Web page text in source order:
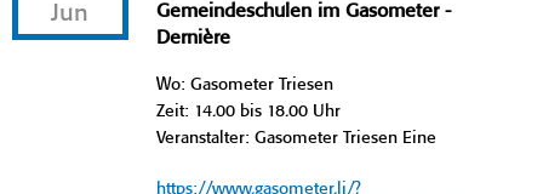
Jun
Gemeindeschulen im Gasometer -
Dernière
Wo: Gasometer Triesen
Zeit: 14.00 bis 18.00 Uhr
Veranstalter: Gasometer Triesen Eine
https://www.gasometer.li/?